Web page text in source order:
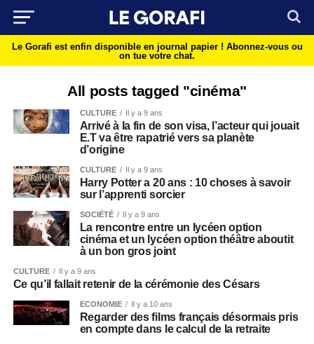
Le Gorafi est enfin disponible en journal papier ! Abonnez-vous ou
on tue votre chat.
All posts tagged "cinéma"
CULTURE Il y a 9 ans
Arrivé à la fin de son visa, l’acteur qui jouait
E.T va être rapatrié vers sa planète
d’origine
CULTURE Il y a 9 ans
Harry Potter a 20 ans : 10 choses à savoir
sur l’apprenti sorcier
SOCIÉTÉ Il y a 9 ans
La rencontre entre un lycéen option
cinéma et un lycéen option théâtre aboutit
à un bon gros joint
CULTURE Il y a 9 ans
Ce qu’il fallait retenir de la cérémonie des Césars
ECONOMIE Il y a 10 ans
Regarder des films français désormais pris
en compte dans le calcul de la retraite